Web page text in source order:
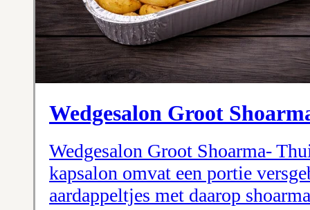
Wedgesalon Groot
Wedgesalon Groot Shoarma-
kapsalon omvat een portie
aardappeltjes met daarop